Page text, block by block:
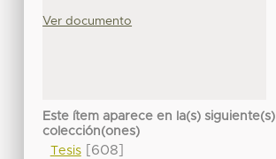
Ver documento
Este ítem aparece en la(s) siguiente(s)
colección(ones)
Tesis[608]